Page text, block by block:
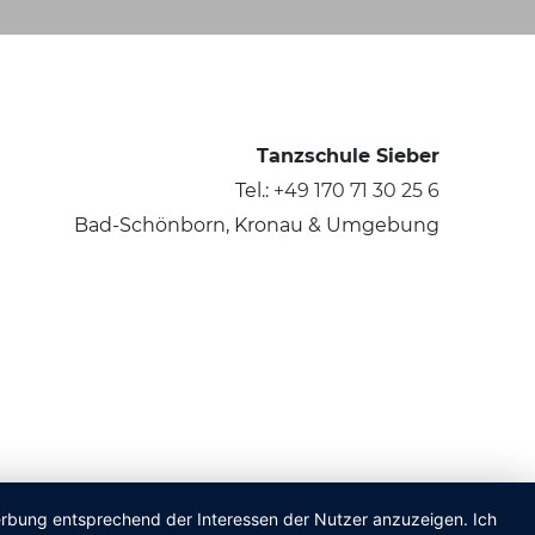
entsprechend der Interessen der Nutzer anzuzeigen. Ich
Tanzschule Sieber
Tel.: +49 170 71 30 25 6
Bad-Schönborn, Kronau & Umgebung